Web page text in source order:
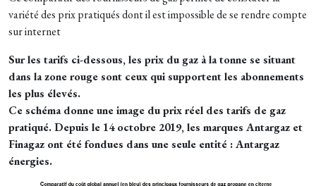
variété des prix pratiqués dont il est impossible de se rendre compte
sur internet
Sur les tarifs ci-dessous, les prix du gaz à la tonne se situant
dans la zone rouge sont ceux qui supportent les abonnements
les plus élevés.
Ce schéma donne une image du prix réel des tarifs de gaz
pratiqué. Depuis le 14 octobre 2019, les marques Antargaz et
Finagaz ont été fondues dans une seule entité : Antargaz
énergies.